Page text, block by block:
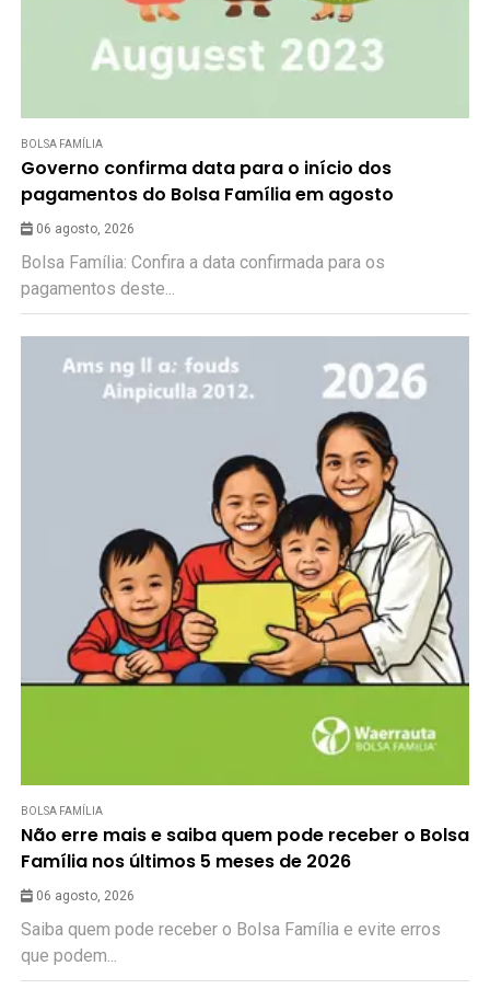
BOLSA FAMÍLIA
Governo confirma data para o início dos
pagamentos do Bolsa Família em agosto
06 agosto, 2026
Bolsa Família: Confira a data confirmada para os
pagamentos deste...
BOLSA FAMÍLIA
Não erre mais e saiba quem pode receber o Bolsa
Família nos últimos 5 meses de 2026
06 agosto, 2026
Saiba quem pode receber o Bolsa Família e evite erros
que podem...